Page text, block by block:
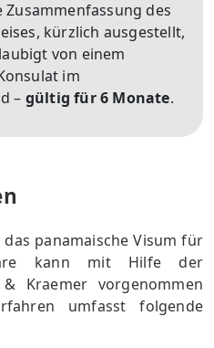
Zusammenfassung des
kürzlich ausgestellt,
von einem
im
– gültig für 6 Monate.
panamaische Visum für
kann mit Hilfe der
Kraemer vorgenommen
umfasst folgende